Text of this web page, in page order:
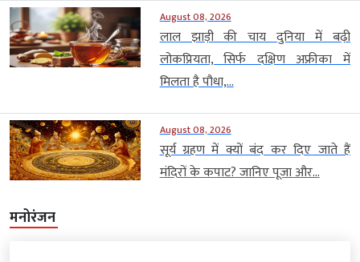
August 08, 2026
लाल झाड़ी की चाय दुनिया में बढ़ी
लोकप्रियता, सिर्फ दक्षिण अफ्रीका में
मिलता है पौधा,...
August 08, 2026
सूर्य ग्रहण में क्यों बंद कर दिए जाते हैं
मंदिरों के कपाट? जानिए पूजा और...
मनोरंजन